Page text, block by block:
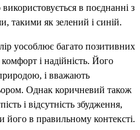
в поєднанні з
такими як зелений і синій.
уособлює багато позитивних
комфорт і надійність. Його
і вважають
Однак коричневий також
і відсутність збудження,
його в правильному контексті.